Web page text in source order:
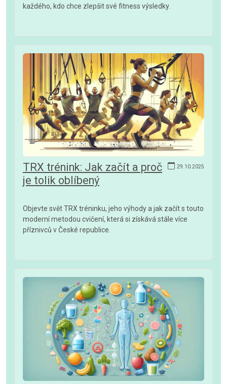
každého, kdo chce zlepšit své fitness výsledky.
29.10.2025
TRX trénink: Jak začít a proč
je tolik oblíbený
Objevte svět TRX tréninku, jeho výhody a jak začít s touto
moderní metodou cvičení, která si získává stále více
příznivců v České republice.